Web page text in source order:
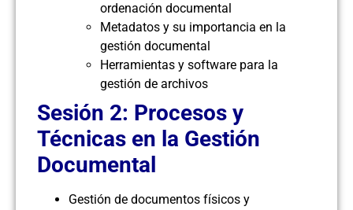
ordenación documental
Metadatos y su importancia en la
gestión documental
Herramientas y software para la
gestión de archivos
Sesión 2: Procesos y
Técnicas en la Gestión
Documental
Gestión de documentos físicos y